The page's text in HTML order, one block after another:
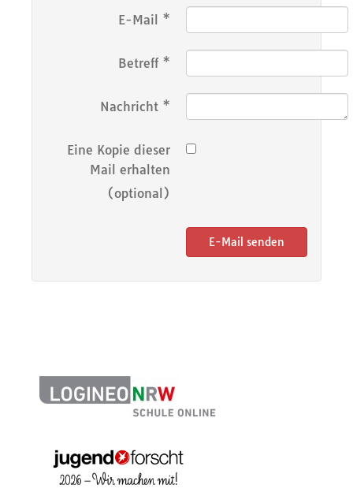
E-Mail *
Betreff*
Nachricht*
Eine Kopie dieser
Mail erhalten
(optional)
E-Mail senden